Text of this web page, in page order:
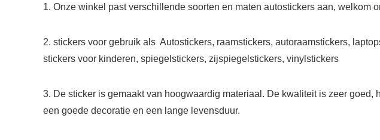
1. Onze winkel past verschillende soorten en maten autostickers aan, welkom
2. stickers voor gebruik als Autostickers, raamstickers, autoraamstickers,
stickers voor kinderen, spiegelstickers, zijspiegelstickers, vinylstickers
3. De sticker is gemaakt van hoogwaardig materiaal. De kwaliteit is zeer
een goede decoratie en een lange levensduur.